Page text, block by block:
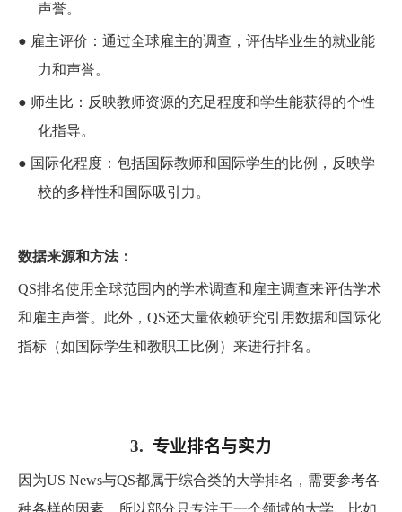
声誉。
● 雇主评价：通过全球雇主的调查，评估毕业生的就业能
力和声誉。
● 师生比：反映教师资源的充足程度和学生能获得的个性
化指导。
● 国际化程度：包括国际教师和国际学生的比例，反映学
校的多样性和国际吸引力。
数据来源和方法：
QS排名使用全球范围内的学术调查和雇主调查来评估学术
和雇主声誉。此外，QS还大量依赖研究引用数据和国际化
指标（如国际学生和教职工比例）来进行排名。
3. 专业排名与实力
因为US News与QS都属于综合类的大学排名，需要参考各